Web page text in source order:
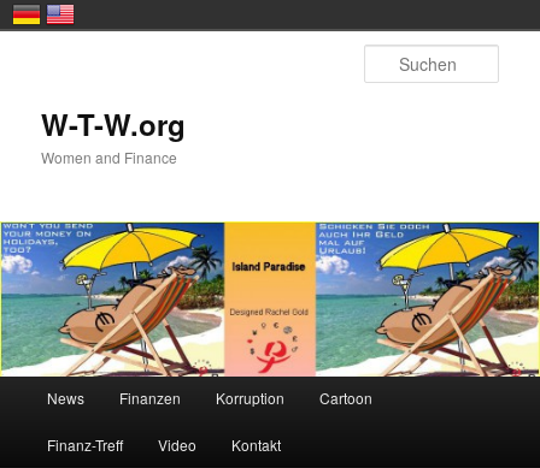
Zum primären Inhalt springen
W-T-W.org
Women and Finance
News Finanzen Korruption Cartoon
Finanz-Treff Video Kontakt